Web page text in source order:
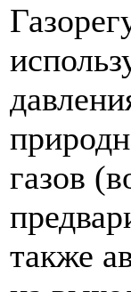
газов
также